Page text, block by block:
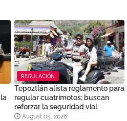
REGULACIÓN
Tepoztlán alista reglamento para
regular cuatrimotos; buscan
reforzar la seguridad vial
August 05, 2026